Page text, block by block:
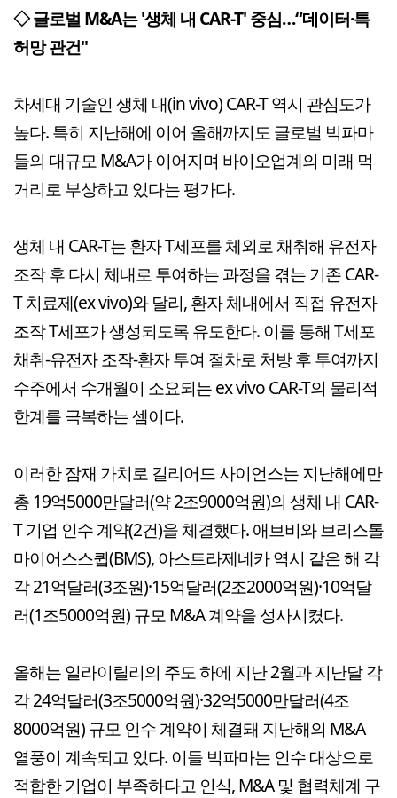
◇ 글로벌 M&A는 '생체 내 CAR-T' 중심…“데이터·특
허망 관건"
차세대 기술인 생체 내(in vivo) CAR-T 역시 관심도가
높다. 특히 지난해에 이어 올해까지도 글로벌 빅파마
들의 대규모 M&A가 이어지며 바이오업계의 미래 먹
거리로 부상하고 있다는 평가다.
생체 내 CAR-T는 환자 T세포를 체외로 채취해 유전자
조작 후 다시 체내로 투여하는 과정을 겪는 기존 CAR-
T 치료제(ex vivo)와 달리, 환자 체내에서 직접 유전자
조작 T세포가 생성되도록 유도한다. 이를 통해 T세포
채취-유전자 조작-환자 투여 절차로 처방 후 투여까지
수주에서 수개월이 소요되는 ex vivo CAR-T의 물리적
한계를 극복하는 셈이다.
이러한 잠재 가치로 길리어드 사이언스는 지난해에만
총 19억5000만달러(약 2조9000억원)의 생체 내 CAR-
T 기업 인수 계약(2건)을 체결했다. 애브비와 브리스톨
마이어스스큅(BMS), 아스트라제네카 역시 같은 해 각
각 21억달러(3조원)·15억달러(2조2000억원)·10억달
러(1조5000억원) 규모 M&A 계약을 성사시켰다.
올해는 일라이릴리의 주도 하에 지난 2월과 지난달 각
각 24억달러(3조5000억원)·32억5000만달러(4조
8000억원) 규모 인수 계약이 체결돼 지난해의 M&A
열풍이 계속되고 있다. 이들 빅파마는 인수 대상으로
적합한 기업이 부족하다고 인식, M&A 및 협력체계 구